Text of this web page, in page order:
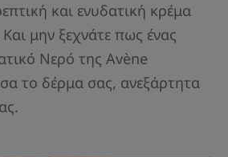
και ενυδατική κρέμα
μην ξεχνάτε πως ένας
Νερό της Avène
το δέρμα σας, ανεξάρτητα